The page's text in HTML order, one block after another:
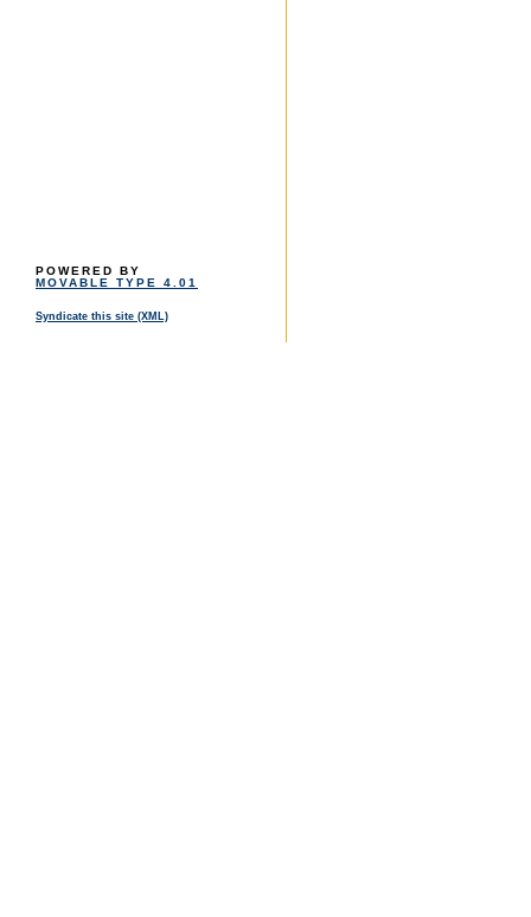
POWERED BY
MOVABLE TYPE 4.01
Syndicate this site (XML)